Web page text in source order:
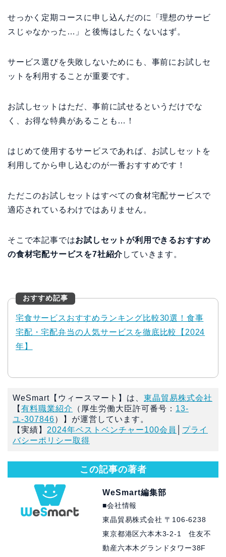
せっかく定期コースに申し込んだのに「理想のサービ
スじゃなかった…」と後悔はしたくないはず。
サービス選びを失敗しないためにも、事前にお試しセ
ットを利用することが重要です。
お試しセットはただ、事前に試せるというだけでな
く、お得な特典があることも…！
はじめて使用するサービスであれば、お試しセットを
利用してから申し込むのが一番おすすめです！
ただこのお試しセットはすべての食材宅配サービスで
適応されているわけではありません。
そこで本記事ではお試しセットが利用できるおすすめ
の食材宅配サービスを7社紹介していきます。
おすすめ記事
宅食サービスおすすめランキング比較30選！食事
宅配・宅配弁当の人気サービスを徹底比較【2024
年】
WeSmart【ウィースマート】は、 東晶貿易株式会社
【 有料職業紹介 （厚生労働大臣許可番号： 13-
ユ-307846）】が運営しています。
【実績】 2024年ベストベンチャー100会員
プライ
バシーポリシー取得
この記事の著者
WeSmart編集部
■会社情報
東晶貿易株式会社 〒106-6238
東京都港区六本木3-2-1 住友不
動産六本木グランドタワー38F